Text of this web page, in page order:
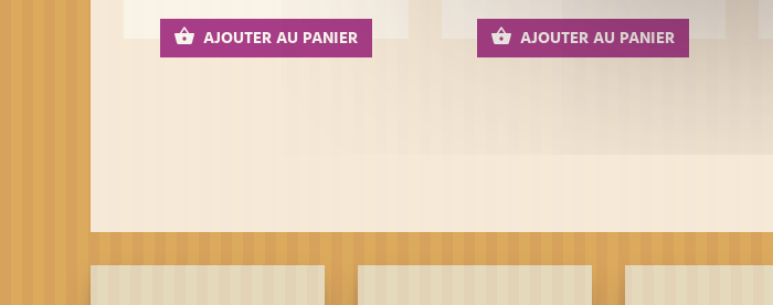
AJOUTER AU PANIER AJOUTER AU PANIER